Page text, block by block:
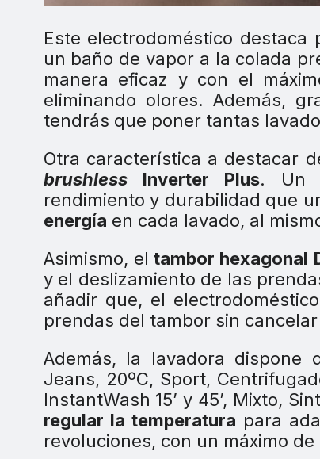
Este electrodoméstico destaca
un baño de vapor a la colada
manera eficaz y con el
eliminando olores. Además,
tendrás que poner tantas
Otra característica a destacar
brushlessInverter Plus. Un
rendimiento y durabilidad que
energía en cada lavado, al
Asimismo, el tambor hexagonal
y el deslizamiento de las
añadir que, el
prendas del tambor sin
Además, la lavadora dispone
Jeans, 20ºC, Sport,
InstantWash 15’ y 45’, Mixto,
regular la temperatura para
revoluciones, con un máximo de